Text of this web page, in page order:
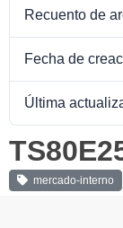
Recuento de
Fecha de
Última
mercado-interno